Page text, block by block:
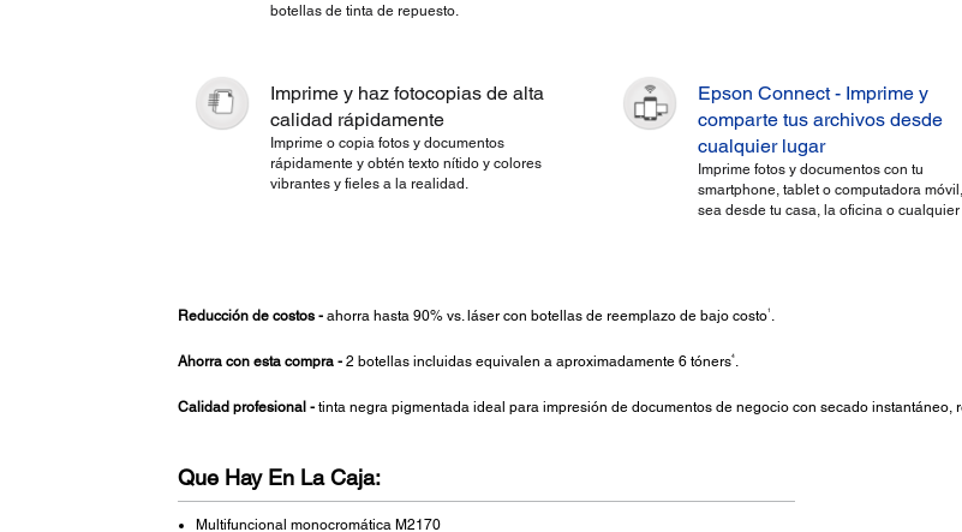
botellas de tinta de repuesto.
Imprime y haz fotocopias de alta
calidad rápidamente
Imprime o copia fotos y documentos
rápidamente y obtén texto nítido y colores
vibrantes y fieles a la realidad.
Epson Connect - Imprime y
comparte tus archivos desde
cualquier lugar
Imprime fotos y documentos con tu
smartphone, tablet o computadora
sea desde tu casa, la oficina o cualquier
Reducción de costos -ahorra hasta 90% vs. láser con botellas de reemplazo de bajo costo1 .
Ahorra con esta compra -2 botellas incluidas equivalen a aproximadamente 6 tóners4.
Calidad profesional -tinta negra pigmentada ideal para impresión de documentos de negocio con secado instantáneo,
Que Hay En La Caja:
Multifuncional monocromática M2170